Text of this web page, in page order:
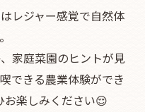
レジャー感覚で自然体
家庭菜園のヒントが見
できる農業体験ができ
お楽しみください😌